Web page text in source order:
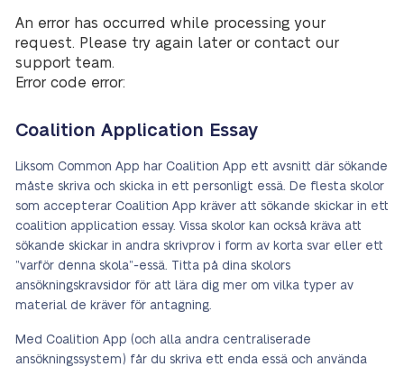
An error has occurred while processing your
request. Please try again later or contact our
support team.
Error code error:
Coalition Application Essay
Liksom Common App har Coalition App ett avsnitt där sökande
måste skriva och skicka in ett personligt essä. De flesta skolor
som accepterar Coalition App kräver att sökande skickar in ett
coalition application essay. Vissa skolor kan också kräva att
sökande skickar in andra skrivprov i form av korta svar eller ett
”varför denna skola”-essä. Titta på dina skolors
ansökningskravsidor för att lära dig mer om vilka typer av
material de kräver för antagning.
Med Coalition App (och alla andra centraliserade
ansökningssystem) får du skriva ett enda essä och använda